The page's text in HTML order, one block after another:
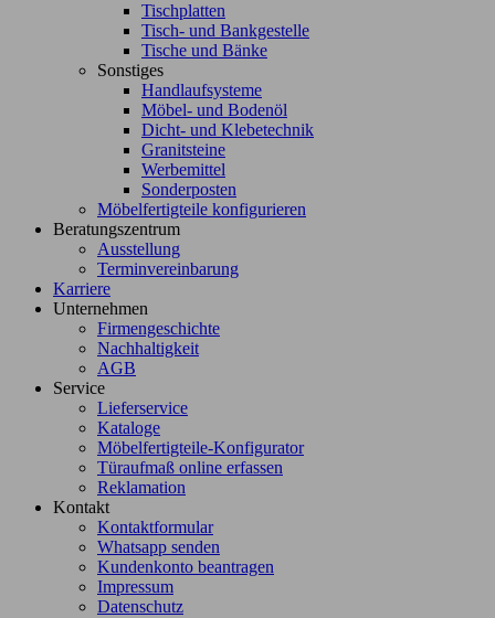
Tischplatten
Tisch- und Bankgestelle
Tische und Bänke
Sonstiges
Handlaufsysteme
Möbel- und Bodenöl
Dicht- und Klebetechnik
Granitsteine
Werbemittel
Sonderposten
Möbelfertigteile konfigurieren
Beratungszentrum
Ausstellung
Terminvereinbarung
Karriere
Unternehmen
Firmengeschichte
Nachhaltigkeit
AGB
Service
Lieferservice
Kataloge
Möbelfertigteile-Konfigurator
Türaufmaß online erfassen
Reklamation
Kontakt
Kontaktformular
Whatsapp senden
Kundenkonto beantragen
Impressum
Datenschutz